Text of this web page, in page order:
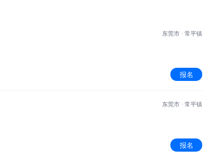
东莞市 · 常平镇
报名
东莞市 · 常平镇
报名